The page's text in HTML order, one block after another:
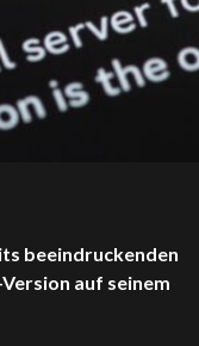
beeindruckenden
auf seinem